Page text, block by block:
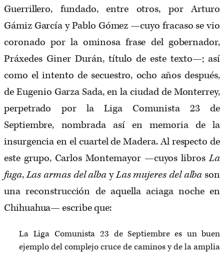
Guerrillero, fundado, entre otros, por Arturo
Gámiz García y Pablo Gómez —cuyo fracaso se vio
coronado por la ominosa frase del gobernador,
Práxedes Giner Durán, título de este texto—; así
como el intento de secuestro, ocho años después,
de Eugenio Garza Sada, en la ciudad de Monterrey,
perpetrado por la Liga Comunista 23 de
Septiembre, nombrada así en memoria de la
insurgencia en el cuartel de Madera. Al respecto de
este grupo, Carlos Montemayor —cuyos librosLa
fuga,Las armas del albayLas mujeres del alba son
una reconstrucción de aquella aciaga noche en
Chihuahua— escribe que:
La Liga Comunista 23 de Septiembre es un buen
ejemplo del complejo cruce de caminos y de la amplia